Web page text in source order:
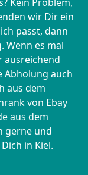
wir Dir ein
passt, dann
Wenn es mal
ausreichend
Abholung auch
aus dem
von Ebay
aus dem
gerne und
in Kiel.